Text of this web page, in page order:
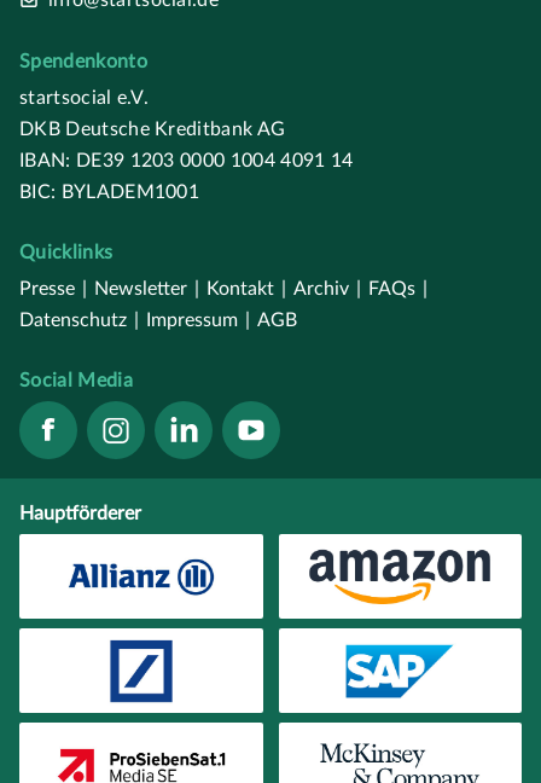
Spendenkonto
startsocial e.V.
DKB Deutsche Kreditbank AG
IBAN: DE39 1203 0000 1004 4091 14
BIC: BYLADEM1001
Quicklinks
Presse
Newsletter Kontakt Archiv FAQs
Datenschutz
Impressum AGB
Social Media
Hauptförderer